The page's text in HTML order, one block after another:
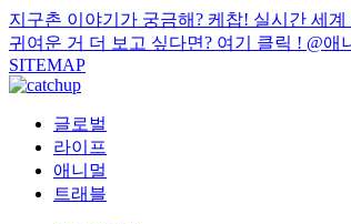
지구촌 이야기가 궁금해? 케찹! 실시간 세
귀여운 거 더 보고 싶다면? 여기 클릭 ! @애
SITEMAP
글로벌
라이프
애니멀
트래블